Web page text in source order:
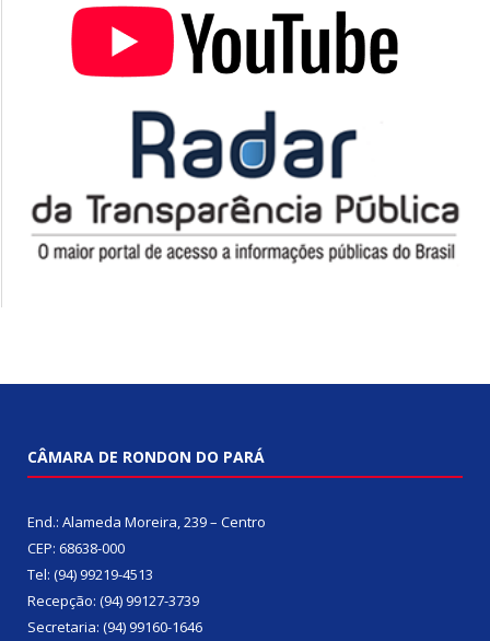
CÂMARA DE RONDON DO PARÁ
End.: Alameda Moreira, 239 – Centro
CEP: 68638-000
Tel: (94) 99219-4513
Recepção: (94) 99127-3739
Secretaria: (94) 99160-1646